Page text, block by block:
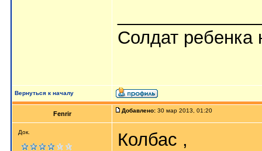
Солдат ребенка
Вернуться к началу
Fenrir Добавлено: 30 мар 2013, 01:20
Док.
Колбас ,